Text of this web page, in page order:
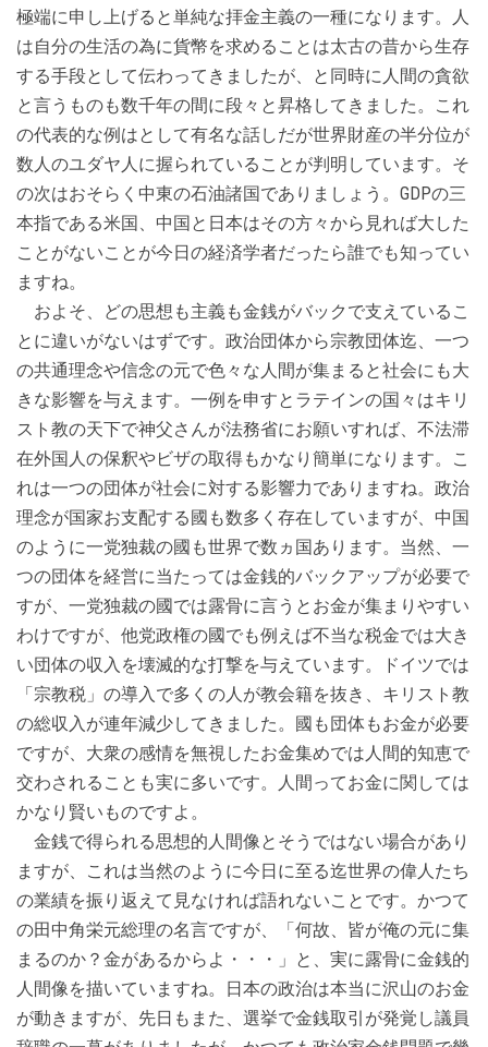
極端に申し上げると単純な拝金主義の一種になります。人
は自分の生活の為に貨幣を求めることは太古の昔から生存
する手段として伝わってきましたが、と同時に人間の貪欲
と言うものも数千年の間に段々と昇格してきました。これ
の代表的な例はとして有名な話しだが世界財産の半分位が
数人のユダヤ人に握られていることが判明しています。そ
の次はおそらく中東の石油諸国でありましょう。GDPの三
本指である米国、中国と日本はその方々から見れば大した
ことがないことが今日の経済学者だったら誰でも知ってい
ますね。
およそ、どの思想も主義も金銭がバックで支えているこ
とに違いがないはずです。政治団体から宗教団体迄、一つ
の共通理念や信念の元で色々な人間が集まると社会にも大
きな影響を与えます。一例を申すとラテインの国々はキリ
スト教の天下で神父さんが法務省にお願いすれば、不法滞
在外国人の保釈やビザの取得もかなり簡単になります。こ
れは一つの団体が社会に対する影響力でありますね。政治
理念が国家お支配する國も数多く存在していますが、中国
のように一党独裁の國も世界で数ヵ国あります。当然、一
つの団体を経営に当たっては金銭的バックアップが必要で
すが、一党独裁の國では露骨に言うとお金が集まりやすい
わけですが、他党政権の國でも例えば不当な税金では大き
い団体の収入を壊滅的な打撃を与えています。ドイツでは
「宗教税」の導入で多くの人が教会籍を抜き、キリスト教
の総収入が連年減少してきました。國も団体もお金が必要
ですが、大衆の感情を無視したお金集めでは人間的知恵で
交わされることも実に多いです。人間ってお金に関しては
かなり賢いものですよ。
金銭で得られる思想的人間像とそうではない場合があり
ますが、これは当然のように今日に至る迄世界の偉人たち
の業績を振り返えて見なければ語れないことです。かつて
の田中角栄元総理の名言ですが、「何故、皆が俺の元に集
まるのか？金があるからよ・・・」と、実に露骨に金銭的
人間像を描いていますね。日本の政治は本当に沢山のお金
が動きますが、先日もまた、選挙で金銭取引が発覚し議員